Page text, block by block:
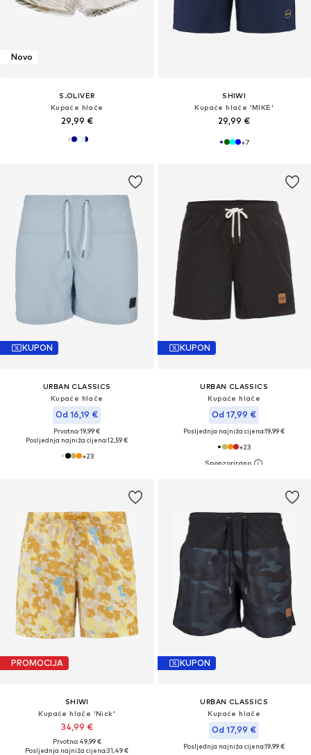
Novo
S.OLIVER
Kupaće hlače
29,99 €
SHIWI
Kupaće hlače 'MIKE'
29,99 €
+7
KUPON
URBAN CLASSICS
Kupaće hlače
Od 16,19 €
Prvotno: 19,99 €
Posljednja najniža cijena:12,59 €
+23
KUPON
URBAN CLASSICS
Kupaće hlače
Od 17,99 €
Posljednja najniža cijena:19,99 €
+23
PROMOCIJA
SHIWI
Kupaće hlače 'Nick'
34,99 €
Prvotno: 49,99 €
Posljednja najniža cijena:31,49 €
KUPON
URBAN CLASSICS
Kupaće hlače
Od 17,99 €
Posljednja najniža cijena:19,99 €